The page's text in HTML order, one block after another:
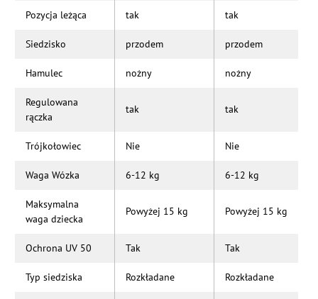
Pozycja leżąca tak tak
Siedzisko przodem przodem
Hamulec nożny nożny
Regulowana
rączka
tak tak
Trójkołowiec Nie Nie
Waga Wózka 6-12 kg 6-12 kg
Maksymalna
waga dziecka
Powyżej 15 kg Powyżej 15 kg
Ochrona UV 50 Tak Tak
Typ siedziska Rozkładane Rozkładane